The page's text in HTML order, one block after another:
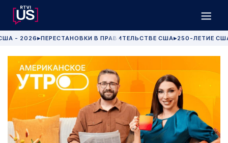
- 2026 ▶ПЕРЕСТАНОВКИ В ПРАВИТЕЛЬСТВЕ США▶250-ЛЕТИЕ